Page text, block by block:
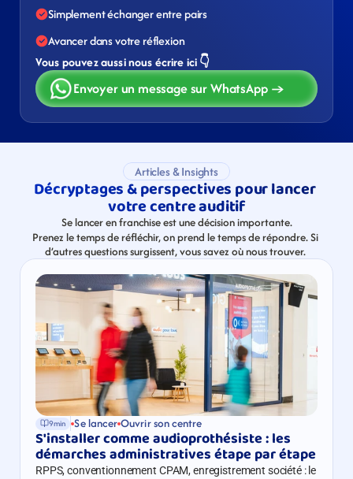
Simplement échanger entre pairs
Avancer dans votre réflexion
Vous pouvez aussi nous écrire ici 👇
Envoyer un message sur WhatsApp →
Articles & Insights
Décryptages & perspectives pour lancer
votre centre auditif
Se lancer en franchise est une décision importante.
Prenez le temps de réfléchir, on prend le temps de répondre. Si
d’autres questions surgissent, vous savez où nous trouver.
9min Se lancer Ouvrir son centre
S'installer comme audioprothésiste : les
démarches administratives étape par étape
RPPS, conventionnement CPAM, enregistrement société : le